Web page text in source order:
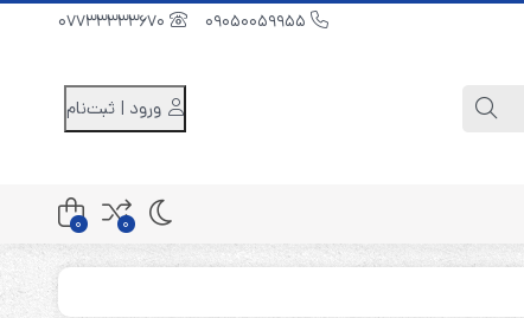
ورود | ثبت‌نام
0
0